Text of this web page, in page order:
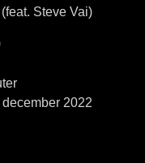
Steve Vai)
2022